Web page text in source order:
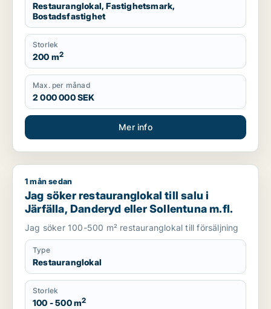
Restauranglokal, Fastighetsmark,
Bostadsfastighet
Storlek
200 m2
Max. per månad
2 000 000 SEK
Mer info
Jag söker restauranglokal till salu i Järfälla, Danderyd eller
1 mån sedan
Jag söker restauranglokal till salu i
Järfälla, Danderyd eller Sollentuna m.fl.
Jag söker 100-500 m² restauranglokal till försäljning
Type
Restauranglokal
Storlek
100 - 500 m2